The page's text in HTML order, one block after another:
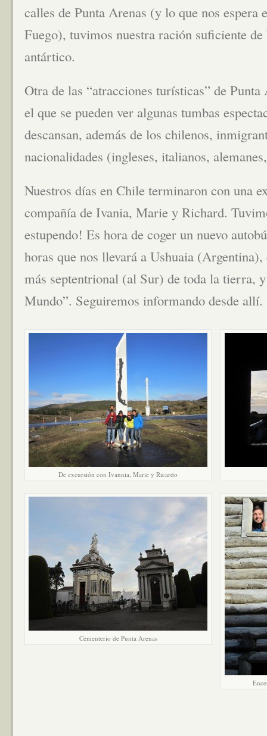
calles de Punta Arenas (y lo que nos espera
Fuego), tuvimos nuestra ración suficiente
antártico.
Otra de las “atracciones turísticas” de
el que se pueden ver algunas tumbas
descansan, además de los chilenos,
nacionalidades (ingleses, italianos,
Nuestros días en Chile terminaron con una
compañía de Ivania, Marie y Richard.
estupendo! Es hora de coger un nuevo
horas que nos llevará a Ushuaia
más septentrional (al Sur) de toda la tierra,
Mundo”. Seguiremos informando desde allí.
De excursión con Ivannia, Marie y Ricardo
Cementerio de Punta Arenas